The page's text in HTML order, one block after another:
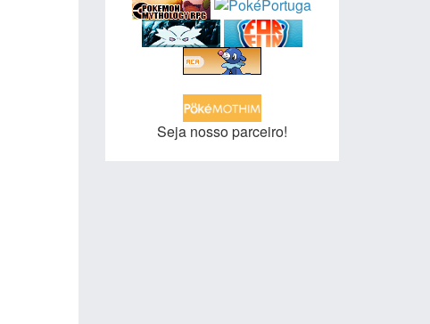
Seja nosso parceiro!